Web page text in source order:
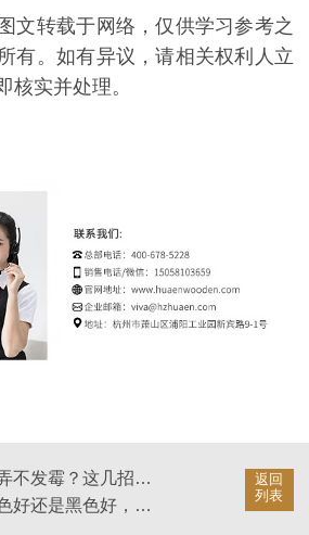
文转载于网络，仅供学习参考之
有。如有异议，请相关权利人立
核实并处理。
返回
列表
新裤架怎么弄不发霉？这几招学起来【华恩】
实木衣架本色好还是黑色好，你觉得呢？【华恩】